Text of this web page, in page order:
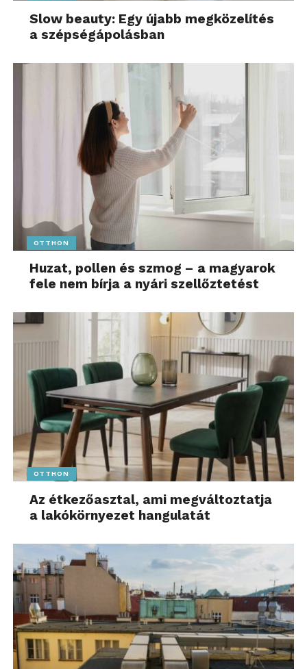
Slow beauty: Egy újabb megközelítés
a szépségápolásban
OTTHON
Huzat, pollen és szmog – a magyarok
fele nem bírja a nyári szellőztetést
OTTHON
Az étkezőasztal, ami megváltoztatja
a lakókörnyezet hangulatát